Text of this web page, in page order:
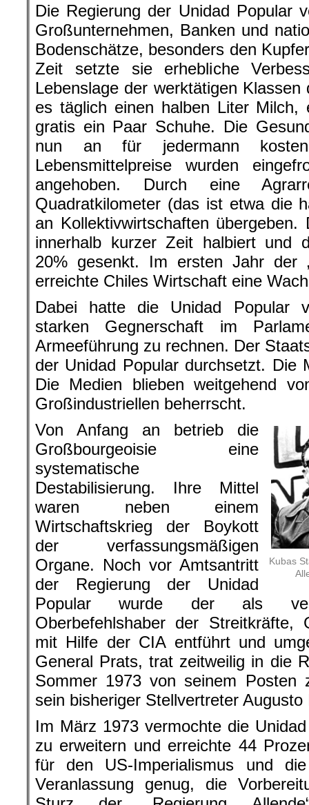
Die Regierung der Unidad Popular
Großunternehmen, Banken und
Bodenschätze, besonders den
Zeit setzte sie erhebliche
Lebenslage der werktätigen
es täglich einen halben Liter Milch,
gratis ein Paar Schuhe. Die
nun an für jedermann
Lebensmittelpreise wurden
angehoben. Durch eine
Quadratkilometer (das ist etwa die
an Kollektivwirtschaften übergeben.
innerhalb kurzer Zeit halbiert und
20% gesenkt. Im ersten Jahr der
erreichte Chiles Wirtschaft eine
Dabei hatte die Unidad Popular
starken Gegnerschaft im
Armeeführung zu rechnen. Der
der Unidad Popular durchsetzt. Die
Die Medien blieben weitgehend
Großindustriellen beherrscht.
Kubas
Von Anfang an betrieb die
Großbourgeoisie eine
systematische
Destabilisierung. Ihre Mittel
waren neben einem
Wirtschaftskrieg der Boykott
der verfassungsmäßigen
Organe. Noch vor Amtsantritt
der Regierung der Unidad
Popular wurde der als
Oberbefehlshaber der Streitkräfte,
mit Hilfe der CIA entführt und
General Prats, trat zeitweilig in die
Sommer 1973 von seinem Posten
sein bisheriger Stellvertreter Augusto
Im März 1973 vermochte die
zu erweitern und erreichte 44
für den US-Imperialismus und
Veranlassung genug, die